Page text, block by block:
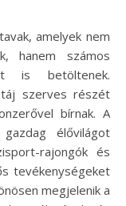
hanem számos
is betöltenek.
táj szerves részét
bírnak. A
élővilágot
rajongók és
tevékenységeket
megjelenik a